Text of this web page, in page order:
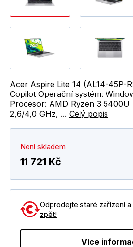
Acer Aspire Lite 14 (AL14-45P-
Copilot Operační systém:
Procesor: AMD Ryzen 3 5400U
2,6/4,0 GHz, ... Celý popis
Není skladem
11 721 Kč
Odprodejte staré zařízení
zpět!
Více